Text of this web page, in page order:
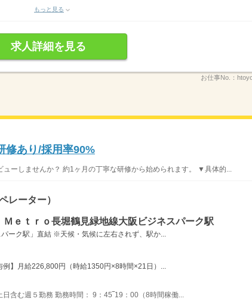
もっと見る
求人詳細を見る
お仕事No.：
修あり/採用率90%
ーしませんか？ 約1ヶ月の丁寧な研修から始められます。 ▼具体的...
レーター）
ｅｔｒｏ長堀鶴見緑地線大阪ビジネスパーク駅
ーク駅」直結 ※天候・気候に左右されず、駅か...
】月給226,800円（時給1350円×8時間×21日）...
含む週５勤務 勤務時間： 9：45‾19：00（8時間稼働...